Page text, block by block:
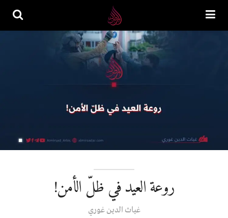
روعة العيد في ظلّ الأمن!
غیاث‌ الدین غوري